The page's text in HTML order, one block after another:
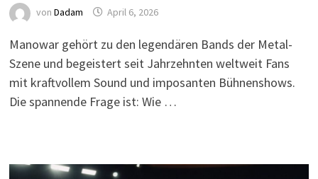
von Dadam April 6, 2026
Manowar gehört zu den legendären Bands der Metal-
Szene und begeistert seit Jahrzehnten weltweit Fans
mit kraftvollem Sound und imposanten Bühnenshows.
Die spannende Frage ist: Wie …